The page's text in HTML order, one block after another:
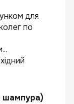
для
по
шампура)